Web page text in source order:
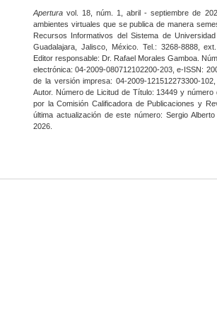
Apertura vol. 18, núm. 1, abril - septiembre de
ambientes virtuales que se publica de manera
Recursos Informativos del Sistema de
Guadalajara, Jalisco, México. Tel.: 3268-8888,
Editor responsable: Dr. Rafael Morales Gamboa.
electrónica: 04-2009-080712102200-203, e-ISSN:
de la versión impresa: 04-2009-121512273300-
Autor. Número de Licitud de Título: 13449 y
por la Comisión Calificadora de Publicaciones y
última actualización de este número: Sergio
2026.